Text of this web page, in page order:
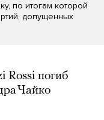
по итогам которой
допущенных
Rossi погиб
Чайко